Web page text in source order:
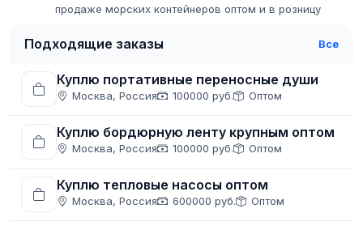
продаже морских контейнеров оптом и в розницу
Подходящие заказы Все
Куплю портативные переносные души
Москва, Россия 100000 руб. Оптом
Куплю бордюрную ленту крупным оптом
Москва, Россия 100000 руб. Оптом
Куплю тепловые насосы оптом
Москва, Россия 600000 руб. Оптом